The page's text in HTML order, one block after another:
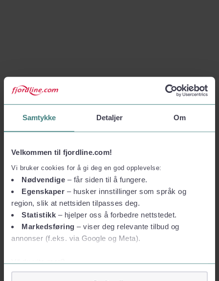
Samtykke Detaljer Om
Velkommen til fjordline.com!
Vi bruker cookies for å gi deg en god opplevelse:
Nødvendige – får siden til å fungere.
Egenskaper – husker innstillinger som språk og
region, slik at nettsiden tilpasses deg.
Statistikk – hjelper oss å forbedre nettstedet.
Markedsføring – viser deg relevante tilbud og
annonser (f.eks. via Google og Meta).
Vil du vite mer?
Om informasjonskapsler